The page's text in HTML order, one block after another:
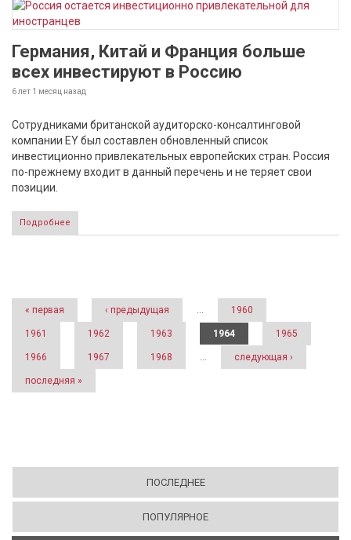
Германия, Китай и Франция больше
всех инвестируют в Россию
6 лет 1 месяц назад
Сотрудниками британской аудиторско-консалтинговой
компании EY был составлен обновленный список
инвестиционно привлекательных европейских стран. Россия
по-прежнему входит в данный перечень и не теряет свои
позиции.
Подробнее
Страницы
« первая ‹ предыдущая … 1960
1961 1962 1963 1964 1965
1966 1967 1968 … следующая ›
последняя »
ПОСЛЕДНЕЕ
ПОПУЛЯРНОЕ